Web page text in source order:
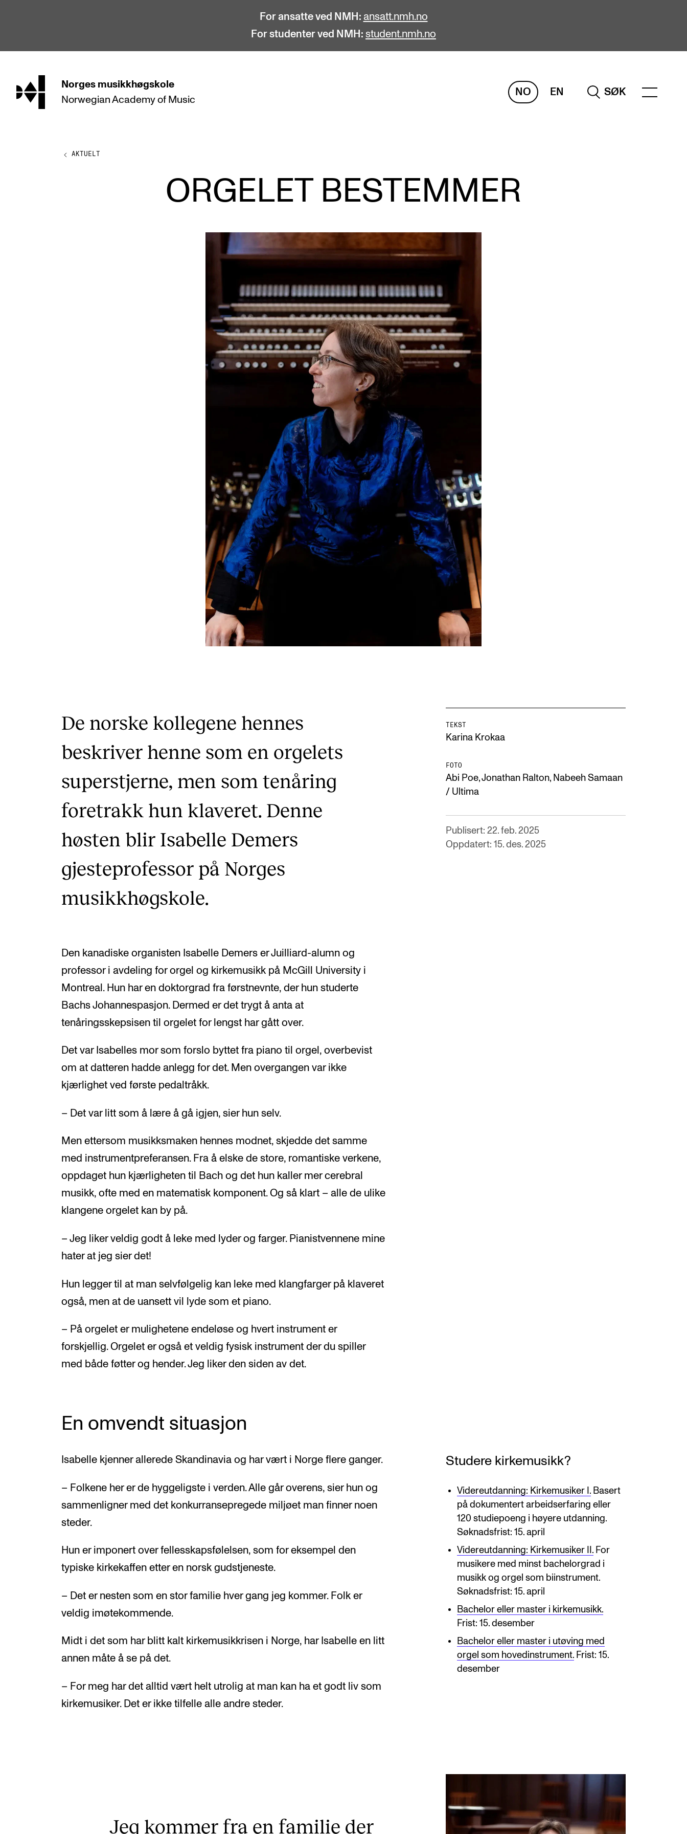
For ansatte ved NMH: ansatt.nmh.no
For studenter ved NMH: student.nmh.no
hjem Norges musikkhøgskole
Norwegian Academy of Music
NO EN
SØK
STUDIER
Bachelor
Salane våre Prosjekter
AKTUELT
Arrangementer og konserter
Nyheter og historier
Ledige stillinger
INFO
Om Norges musikkhøgskole
Kontakt oss
Finn ansatte
AKTUELT
ORGELET BESTEMMER
De norske kollegene hennes
beskriver henne som en orgelets
superstjerne, men som tenåring
foretrakk hun klaveret. Denne
høsten blir Isabelle Demers
gjesteprofessor på Norges
musikkhøgskole.
TEKST
Karina Krokaa
FOTO
Abi Poe, Jonathan Ralton, Nabeeh Samaan
/ Ultima
Publisert: 22. feb. 2025
Oppdatert: 15. des. 2025
Den kanadiske organisten Isabelle Demers er Juilliard-alumn og
professor i avdeling for orgel og kirkemusikk på McGill University i
Montreal. Hun har en doktorgrad fra førstnevnte, der hun studerte
Bachs Johannespasjon. Dermed er det trygt å anta at
tenåringsskepsisen til orgelet for lengst har gått over.
Det var Isabelles mor som forslo byttet fra piano til orgel, overbevist
om at datteren hadde anlegg for det. Men overgangen var ikke
kjærlighet ved første pedaltråkk.
– Det var litt som å lære å gå igjen, sier hun selv.
Men ettersom musikksmaken hennes modnet, skjedde det samme
med instrumentpreferansen. Fra å elske de store, romantiske verkene,
oppdaget hun kjærligheten til Bach og det hun kaller mer cerebral
musikk, ofte med en matematisk komponent. Og så klart – alle de ulike
klangene orgelet kan by på.
– Jeg liker veldig godt å leke med lyder og farger. Pianistvennene mine
hater at jeg sier det!
Hun legger til at man selvfølgelig kan leke med klangfarger på klaveret
også, men at de uansett vil lyde som et piano.
– På orgelet er mulighetene endeløse og hvert instrument er
forskjellig. Orgelet er også et veldig fysisk instrument der du spiller
med både føtter og hender. Jeg liker den siden av det.
En omvendt situasjon
Isabelle kjenner allerede Skandinavia og har vært i Norge flere ganger.
– Folkene her er de hyggeligste i verden. Alle går overens, sier hun og
sammenligner med det konkurransepregede miljøet man finner noen
steder.
Hun er imponert over fellesskapsfølelsen, som for eksempel den
typiske kirkekaffen etter en norsk gudstjeneste.
– Det er nesten som en stor familie hver gang jeg kommer. Folk er
veldig imøtekommende.
Midt i det som har blitt kalt kirkemusikkrisen i Norge, har Isabelle en litt
annen måte å se på det.
– For meg har det alltid vært helt utrolig at man kan ha et godt liv som
kirkemusiker. Det er ikke tilfelle alle andre steder.
Studere kirkemusikk?
Videreutdanning: Kirkemusiker I. Basert
på dokumentert arbeidserfaring eller
120 studiepoeng i høyere utdanning.
Søknadsfrist: 15. april
Videreutdanning: Kirkemusiker II. For
musikere med minst bachelorgrad i
musikk og orgel som biinstrument.
Søknadsfrist: 15. april
Bachelor eller master i kirkemusikk.
Frist: 15. desember
Bachelor eller master i utøving med
orgel som hovedinstrument. Frist: 15.
desember
Jeg kommer fra en familie der